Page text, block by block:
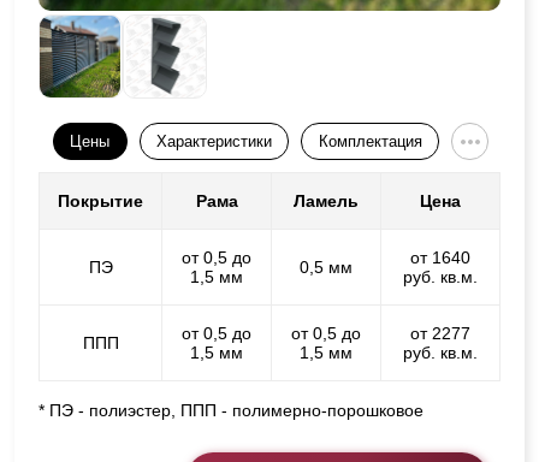
Цены Характеристики Комплектация
Покрытие Рама Ламель Цена
ПЭ
от 0,5 до
1,5 мм
0,5 мм
от 1640
руб. кв.м.
ППП
от 0,5 до
1,5 мм
от 0,5 до
1,5 мм
от 2277
руб. кв.м.
* ПЭ - полиэстер, ППП - полимерно-порошковое